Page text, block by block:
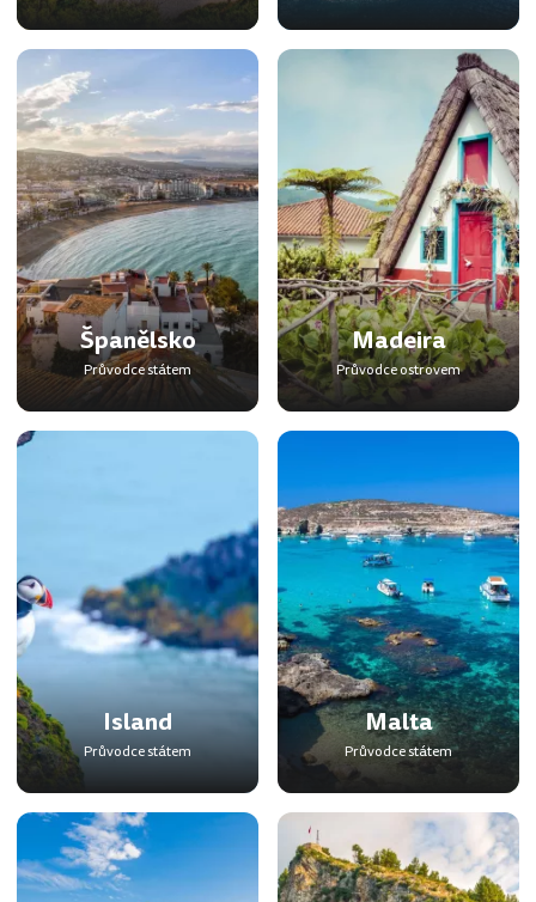
Španělsko
Průvodce státem
Madeira
Průvodce ostrovem
Island
Průvodce státem
Malta
Průvodce státem